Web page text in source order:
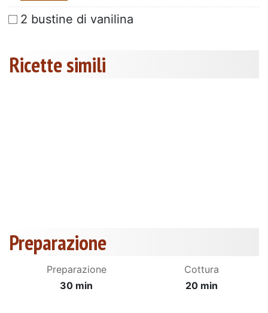
2 bustine di vanilina
Ricette simili
Preparazione
Preparazione
30 min
Cottura
20 min